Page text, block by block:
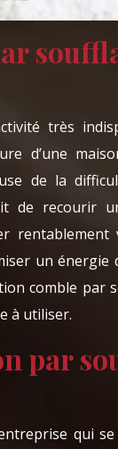
très
d’une
de la
de recourir
rentablement
un énergie
comble par
à utiliser.
par
qui